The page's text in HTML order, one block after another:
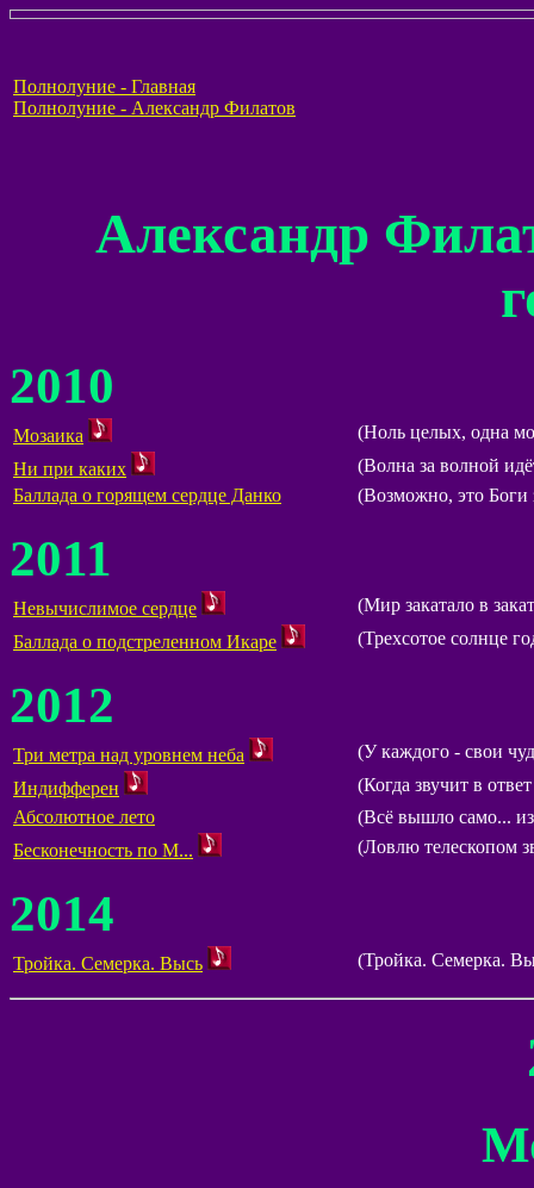
Полнолуние - Главная
Полнолуние - Александр Филатов
Александр
2010
Мозаика
(Ноль целых, одна
Ни при каких
(Волна за волной
Баллада о горящем сердце Данко
(Возможно, это Боги
2011
Невычислимое сердце
(Мир закатало в
Баллада о подстреленном Икаре
(Трехсотое солнце
2012
Три метра над уровнем неба
(У каждого - свои
Индифферен
(Когда звучит в
Абсолютное лето
(Всё вышло само...
Бесконечность по М...
(Ловлю телескопом
2014
Тройка. Семерка. Высь (Тройка. Семерка.